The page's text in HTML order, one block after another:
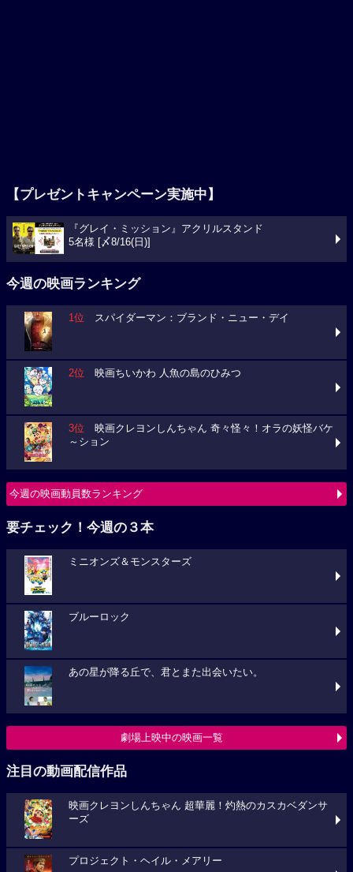
【プレゼントキャンペーン実施中】
『グレイ・ミッション』アクリルスタンド
5名様 [〆8/16(日)]
今週の映画ランキング
1位 スパイダーマン：ブランド・ニュー・デイ
2位 映画ちいかわ 人魚の島のひみつ
3位 映画クレヨンしんちゃん 奇々怪々！オラの妖怪バケ
～ション
今週の映画動員数ランキング
要チェック！今週の３本
ミニオンズ＆モンスターズ
ブルーロック
あの星が降る丘で、君とまた出会いたい。
劇場上映中の映画一覧
注目の動画配信作品
映画クレヨンしんちゃん 超華麗！灼熱のカスカベダンサ
ーズ
プロジェクト・ヘイル・メアリー